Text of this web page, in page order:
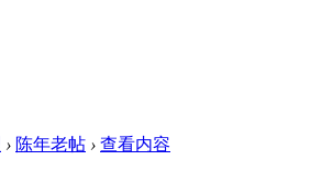
› 陈年老帖 › 查看内容